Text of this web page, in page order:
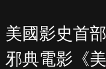
美國影史首
邪典電影《